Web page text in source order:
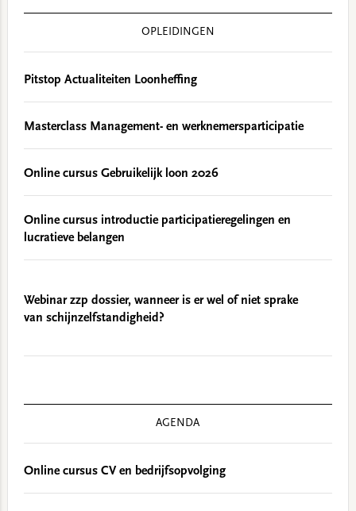
OPLEIDINGEN
Pitstop Actualiteiten Loonheffing
Masterclass Management- en werknemersparticipatie
Online cursus Gebruikelijk loon 2026
Online cursus introductie participatieregelingen en
lucratieve belangen
Webinar zzp dossier, wanneer is er wel of niet sprake
van schijnzelfstandigheid?
AGENDA
Online cursus CV en bedrijfsopvolging